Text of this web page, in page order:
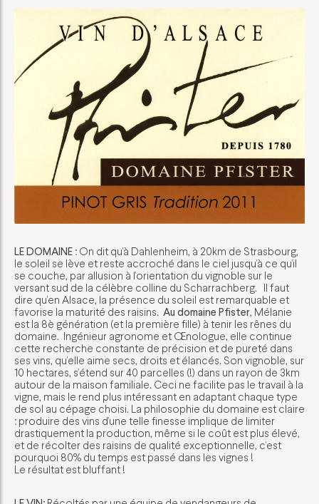
LE DOMAINE : On dit qu’à Dahlenheim, à 20km de Strasbourg,
le soleil se lève et reste accroché dans le ciel jusqu’à ce qu’il
se couche, par allusion à l’orientation du vignoble sur le
versant sud de la célèbre colline du Scharrachberg. Il faut
dire qu’en Alsace, la présence du soleil est remarquable et
favorise la maturité des raisins. Au domaine Pfister, Mélanie
est la 8è génération (et la première fille) à tenir les rênes du
domaine. Ingénieur agronome et Œnologue, elle continue
cette recherche constante de précision et de pureté dans
ses vins, qu’elle aime secs, droits et élancés. Son vignoble, sur
10 hectares, s’étend sur 40 parcelles (!) dans un rayon de 3km
autour de la maison familiale. Ceci ne facilite pas le travail à la
vigne, mais le rend plus intéressant en adaptant chaque type
de sol au cépage choisi. La philosophie du domaine est claire
: produire des vins d’une telle finesse implique de limiter
drastiquement la production, même si le coût est plus élevé,
et de récolter des raisins de qualité exceptionnelle, c’est
pourquoi 80% du temps est passé dans les vignes !
Le résultat est bluffant !